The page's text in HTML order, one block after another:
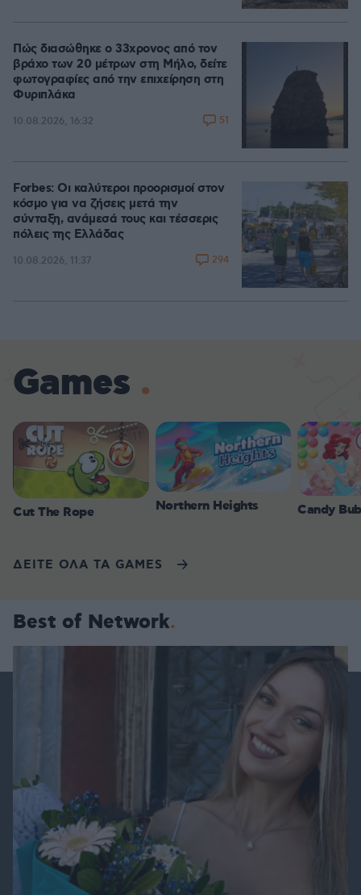
Πώς διασώθηκε ο 33χρονος από τον
βράχο των 20 μέτρων στη Μήλο, δείτε
φωτογραφίες από την επιχείρηση στη
Φυριπλάκα
10.08.2026, 16:32 51
Forbes: Οι καλύτεροι προορισμοί στον
κόσμο για να ζήσεις μετά την
σύνταξη, ανάμεσά τους και τέσσερις
πόλεις της Ελλάδας
10.08.2026, 11:37 294
Games
Cut The Rope Northern Heights Candy
ΔΕΙΤΕ ΟΛΑ ΤΑ GAMES
Best of Network